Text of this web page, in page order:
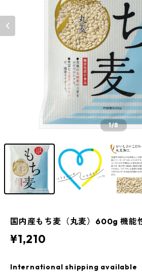
1/8
国内産もち麦（丸麦）600g 機能
¥1,210
International shipping available